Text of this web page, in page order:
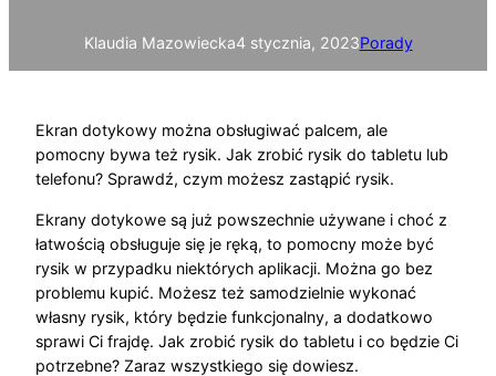
Klaudia Mazowiecka4 stycznia, 2023Porady
Ekran dotykowy można obsługiwać palcem, ale
pomocny bywa też rysik. Jak zrobić rysik do tabletu lub
telefonu? Sprawdź, czym możesz zastąpić rysik.
Ekrany dotykowe są już powszechnie używane i choć z
łatwością obsługuje się je ręką, to pomocny może być
rysik w przypadku niektórych aplikacji. Można go bez
problemu kupić. Możesz też samodzielnie wykonać
własny rysik, który będzie funkcjonalny, a dodatkowo
sprawi Ci frajdę. Jak zrobić rysik do tabletu i co będzie Ci
potrzebne? Zaraz wszystkiego się dowiesz.